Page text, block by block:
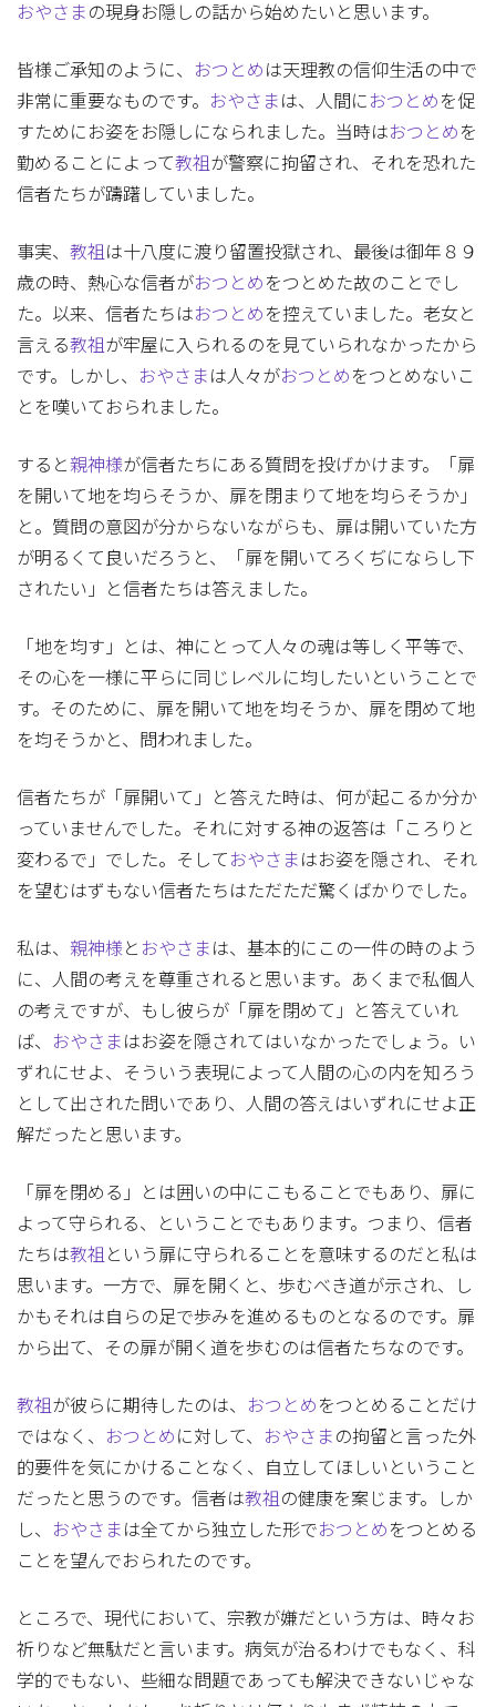
おやさま の現身お隠しの話から始めたいと思います。
皆様ご承知のように、 おつとめ は天理教の信仰生活の中で
非常に重要なものです。
おやさま は、人間に おつとめ を促
すためにお姿をお隠しになられました。当時はおつとめ を
勤めることによって教祖が警察に拘留され、それを恐れた
信者たちが躊躇していました。
事実、 教祖 は十八度に渡り留置投獄され、最後は御年８９
歳の時、熱心な信者がおつとめ をつとめた故のことでし
た。以来、信者たちはおつとめ を控えていました。老女と
言える教祖が牢屋に入られるのを見ていられなかったから
です。しかし、
おやさま は人々がおつとめ をつとめないこ
とを嘆いておられました。
すると親神様が信者たちにある質問を投げかけます。「扉
を開いて地を均らそうか、扉を閉まりて地を均らそうか」
と。質問の意図が分からないながらも、扉は開いていた方
が明るくて良いだろうと、「扉を開いてろくぢにならし下
されたい」と信者たちは答えました。
「地を均す」とは、神にとって人々の魂は等しく平等で、
その心を一様に平らに同じレベルに均したいということで
す。そのために、扉を開いて地を均そうか、扉を閉めて地
を均そうかと、問われました。
信者たちが「扉開いて」と答えた時は、何が起こるか分か
っていませんでした。それに対する神の返答は「ころりと
変わるで」でした。そして おやさま はお姿を隠され、それ
を望むはずもない信者たちはただただ驚くばかりでした。
私は、 親神様と おやさま は、基本的にこの一件の時のよう
に、人間の考えを尊重されると思います。あくまで私個人
の考えですが、もし彼らが「扉を閉めて」と答えていれ
ば、
おやさま はお姿を隠されてはいなかったでしょう。い
ずれにせよ、そういう表現によって人間の心の内を知ろう
として出された問いであり、人間の答えはいずれにせよ正
解だったと思います。
「扉を閉める」とは囲いの中にこもることでもあり、扉に
よって守られる、ということでもあります。つまり、信者
たちは教祖 という扉に守られることを意味するのだと私は
思います。一方で、扉を開くと、歩むべき道が示され、し
かもそれは自らの足で歩みを進めるものとなるのです。扉
から出て、その扉が開く道を歩むのは信者たちなのです。
教祖が彼らに期待したのは、 おつとめ をつとめることだけ
ではなく、
おつとめ に対して、 おやさま の拘留と言った外
的要件を気にかけることなく、自立してほしいということ
だったと思うのです。信者は教祖 の健康を案じます。しか
し、
おやさま は全てから独立した形でおつとめ をつとめる
ことを望んでおられたのです。
ところで、現代において、宗教が嫌だという方は、時々お
祈りなど無駄だと言います。病気が治るわけでもなく、科
学的でもない、些細な問題であっても解決できないじゃな